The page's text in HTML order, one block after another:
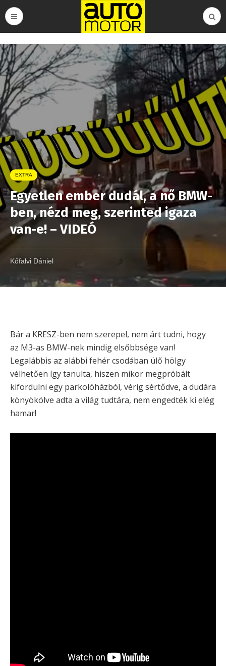
EXTRA
Egyetlen ember dudál, a nő BMW-
ben, nézd meg, szerinted igaza
van-e! – VIDEÓ
Kőfalvi Dániel
Bár a KRESZ-ben nem szerepel, nem árt tudni, hogy
az M3-as BMW-nek mindig elsőbbsége van!
Legalábbis az alábbi fehér csodában ülő hölgy
vélhetően így tanulta, hiszen mikor megpróbált
kifordulni egy parkolóházból, vérig sértődve, a dudára
könyökölve adta a világ tudtára, nem engedték ki elég
hamar!